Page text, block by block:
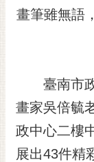
市民互動
光
花
畫筆雖無語
臺南市政
畫家吳倍毓
政中心二樓
展出43件精